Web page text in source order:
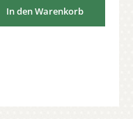
In den Warenkorb